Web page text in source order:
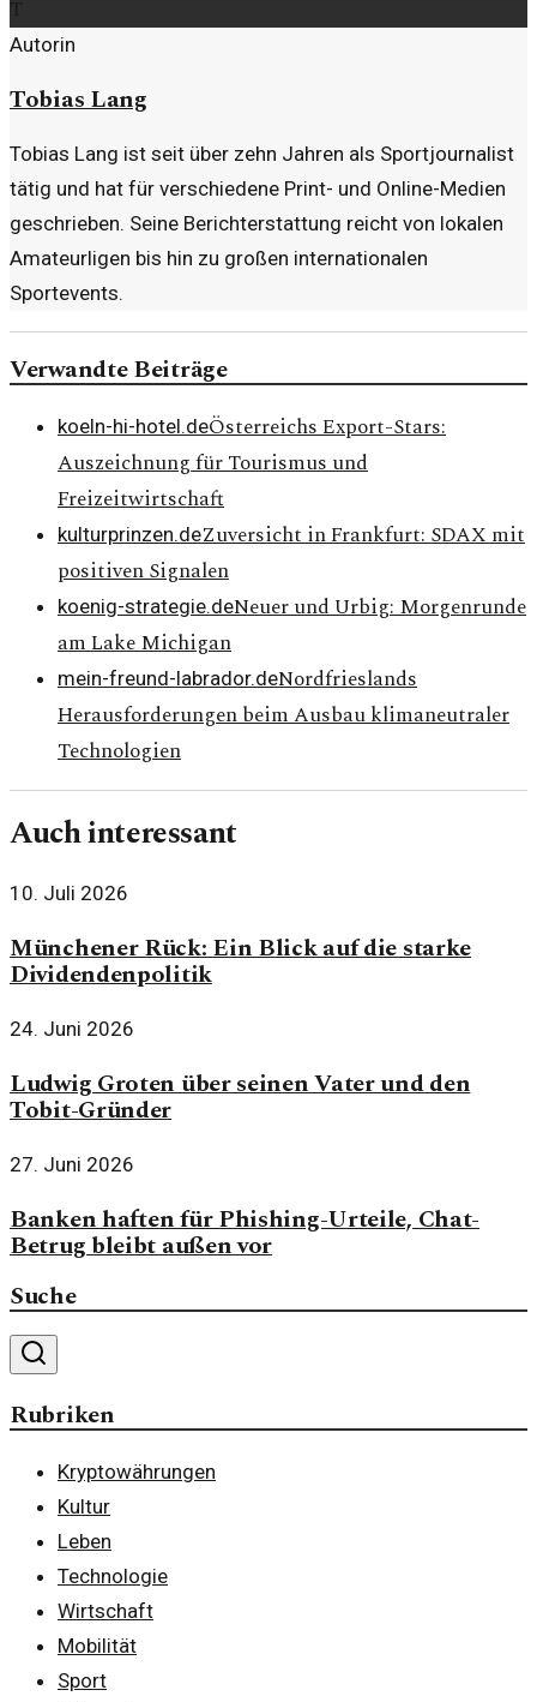
Autorin
Tobias Lang
Tobias Lang ist seit über zehn Jahren als Sportjournalist
tätig und hat für verschiedene Print- und Online-Medien
geschrieben. Seine Berichterstattung reicht von lokalen
Amateurligen bis hin zu großen internationalen
Sportevents.
Verwandte Beiträge
koeln-hi-hotel.deÖsterreichs Export-Stars:
Auszeichnung für Tourismus und
Freizeitwirtschaft
kulturprinzen.deZuversicht in Frankfurt: SDAX mit
positiven Signalen
koenig-strategie.deNeuer und Urbig: Morgenrunde
am Lake Michigan
mein-freund-labrador.deNordfrieslands
Herausforderungen beim Ausbau klimaneutraler
Technologien
Auch interessant
10. Juli 2026
Münchener Rück: Ein Blick auf die starke
Dividendenpolitik
24. Juni 2026
Ludwig Groten über seinen Vater und den
Tobit-Gründer
27. Juni 2026
Banken haften für Phishing-Urteile, Chat-
Betrug bleibt außen vor
Suche
Rubriken
Kryptowährungen
Kultur
Leben
Technologie
Wirtschaft
Mobilität
Sport